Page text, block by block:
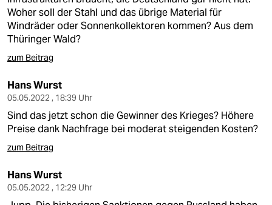
Woher soll der Stahl und das übrige Material für
Windräder oder Sonnenkollektoren kommen? Aus dem
Thüringer Wald?
zum Beitrag
Hans Wurst
05.05.2022 , 18:39 Uhr
Sind das jetzt schon die Gewinner des Krieges? Höhere
Preise dank Nachfrage bei moderat steigenden Kosten?
zum Beitrag
Hans Wurst
05.05.2022 , 12:29 Uhr